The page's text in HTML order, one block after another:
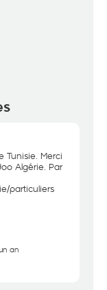
Tunisie. Merci
Algérie. Par
particuliers
an